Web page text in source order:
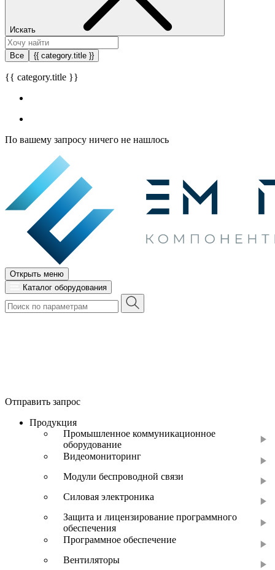
Искать
Все {{ category.title }}
{{ category.title }}
По вашему запросу ничего не нашлось
Открыть меню
Каталог оборудования
Отправить запрос
Продукция
Промышленное коммуникационное
оборудование
Видеомониторинг
Модули беспроводной связи
Силовая электроника
Защита и лицензирование программного
обеспечения
Программное обеспечение
Вентиляторы